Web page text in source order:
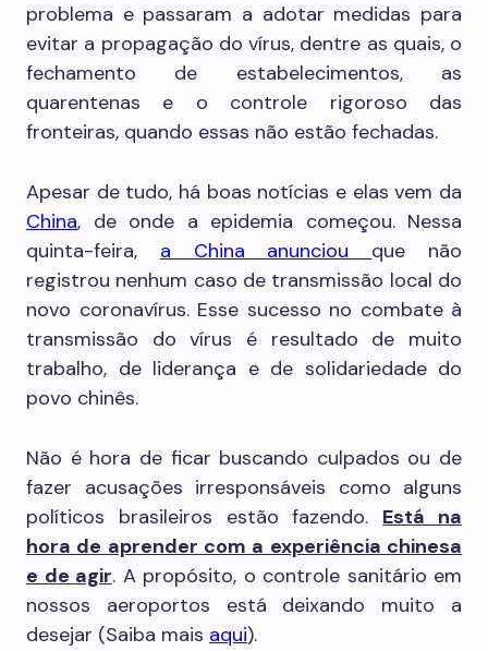
problema e passaram a adotar medidas para
evitar a propagação do vírus, dentre as quais, o
fechamento de estabelecimentos, as
quarentenas e o controle rigoroso das
fronteiras, quando essas não estão fechadas.
Apesar de tudo, há boas notícias e elas vem da
China, de onde a epidemia começou. Nessa
quinta-feira, a China anunciou que não
registrou nenhum caso de transmissão local do
novo coronavírus. Esse sucesso no combate à
transmissão do vírus é resultado de muito
trabalho, de liderança e de solidariedade do
povo chinês.
Não é hora de ficar buscando culpados ou de
fazer acusações irresponsáveis como alguns
políticos brasileiros estão fazendo. Está na
hora de aprender com a experiência chinesa
e de agir. A propósito, o controle sanitário em
nossos aeroportos está deixando muito a
desejar (Saiba mais aqui).